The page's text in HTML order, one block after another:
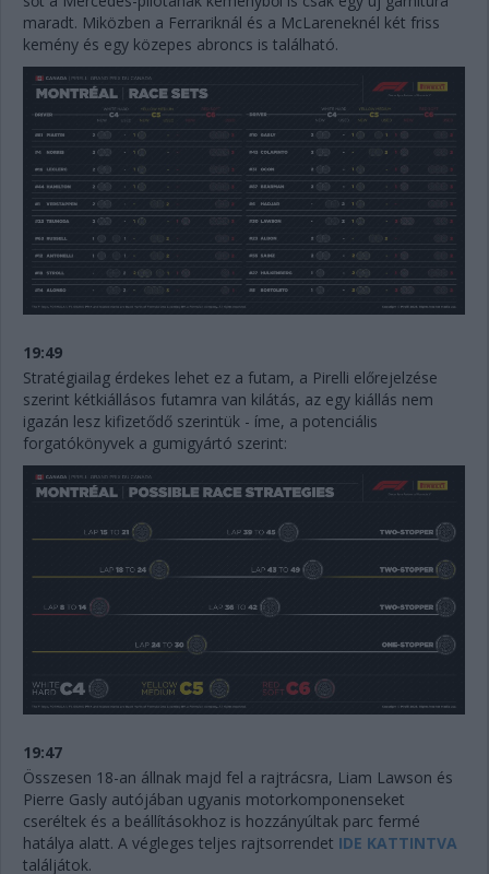
maradt. Miközben a Ferrariknál és a McLareneknél két friss
kemény és egy közepes abroncs is található.
19:49
Stratégiailag érdekes lehet ez a futam, a Pirelli előrejelzése
szerint kétkiállásos futamra van kilátás, az egy kiállás nem
igazán lesz kifizetődő szerintük - íme, a potenciális
forgatókönyvek a gumigyártó szerint:
19:47
Összesen 18-an állnak majd fel a rajtrácsra, Liam Lawson és
Pierre Gasly autójában ugyanis motorkomponenseket
cseréltek és a beállításokhoz is hozzányúltak parc fermé
hatálya alatt. A végleges teljes rajtsorrendet IDE KATTINTVA
találjátok.